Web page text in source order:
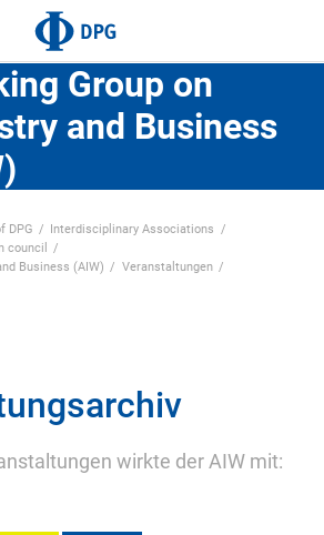
Group on
and Business
DPG
Interdisciplinary Associations
council
Business (AIW)
Veranstaltungen
wirkte der AIW mit: